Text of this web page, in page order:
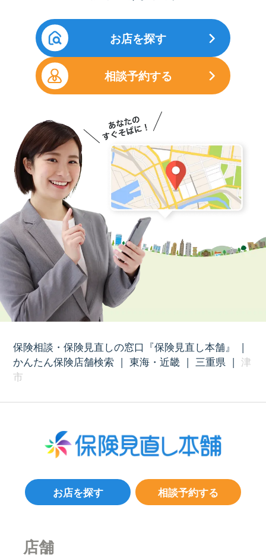
お店を探す
相談予約する
保険相談・保険見直しの窓口『保険見直し本舗』
|
かんたん保険店舗検索 | 東海・近畿 | 三重県 | 津
市
相談予約する
お店を探す
店舗